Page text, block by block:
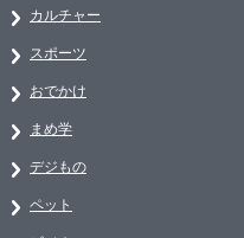
カルチャー
スポーツ
おでかけ
まめ学
デジもの
ペット